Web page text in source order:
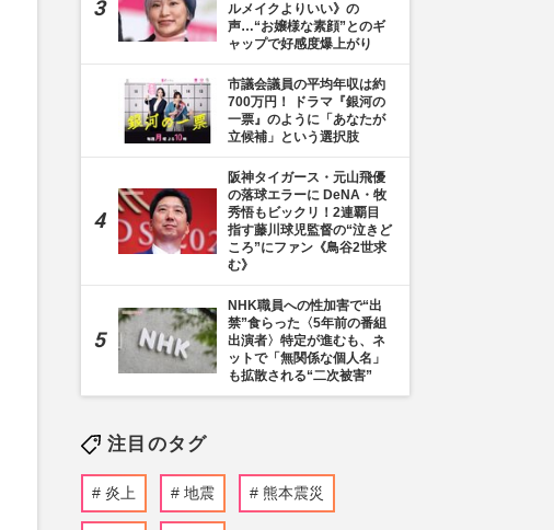
ルメイクよりいい》の
声…“お嬢様な素顔”とのギ
ャップで好感度爆上がり
市議会議員の平均年収は約
700万円！ ドラマ『銀河の
一票』のように「あなたが
立候補」という選択肢
阪神タイガース・元山飛優
の落球エラーに DeNA・牧
秀悟もビックリ！2連覇目
指す藤川球児監督の“泣きど
ころ”にファン《鳥谷2世求
む》
NHK職員への性加害で“出
禁”食らった〈5年前の番組
出演者〉特定が進むも、ネ
ットで「無関係な個人名」
も拡散される“二次被害”
注目のタグ
炎上 地震 熊本震災